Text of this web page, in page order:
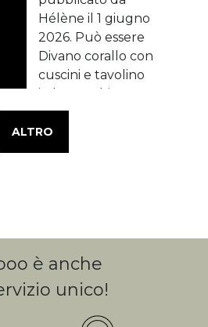
ALTRO
è anche
unico!